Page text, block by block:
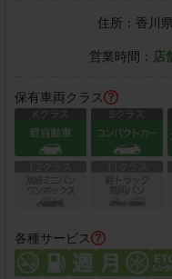
住所： 香川
営業時間： 店
保有車両クラス
各種サービス